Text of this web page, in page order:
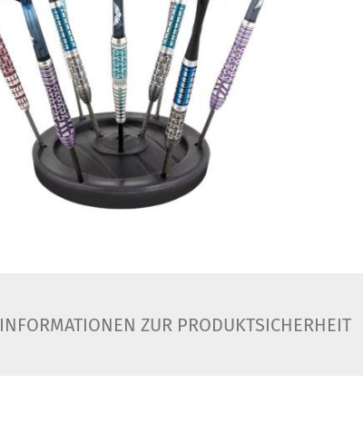
INFORMATIONEN ZUR PRODUKTSICHERHEIT